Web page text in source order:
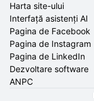
Harta site-ului
Interfață asistenți AI
Pagina de Facebook
Pagina de Instagram
Pagina de LinkedIn
Dezvoltare software
ANPC